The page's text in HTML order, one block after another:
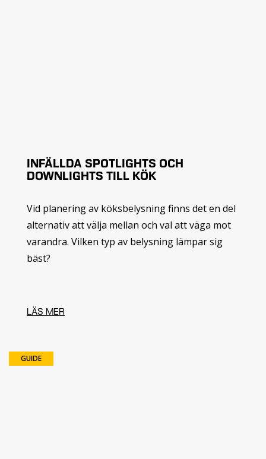
INFÄLLDA SPOTLIGHTS OCH
DOWNLIGHTS TILL KÖK
Vid planering av köksbelysning finns det en del
alternativ att välja mellan och val att väga mot
varandra. Vilken typ av belysning lämpar sig
bäst?
LÄS MER
GUIDE